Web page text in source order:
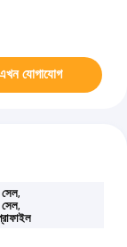
যোগাযোগ
সেল,
সেল,